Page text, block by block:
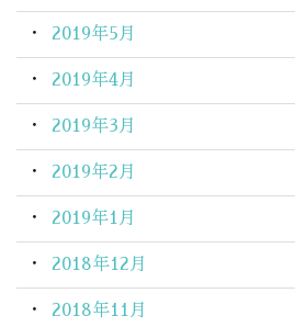
2019年5月
2019年4月
2019年3月
2019年2月
2019年1月
2018年12月
2018年11月